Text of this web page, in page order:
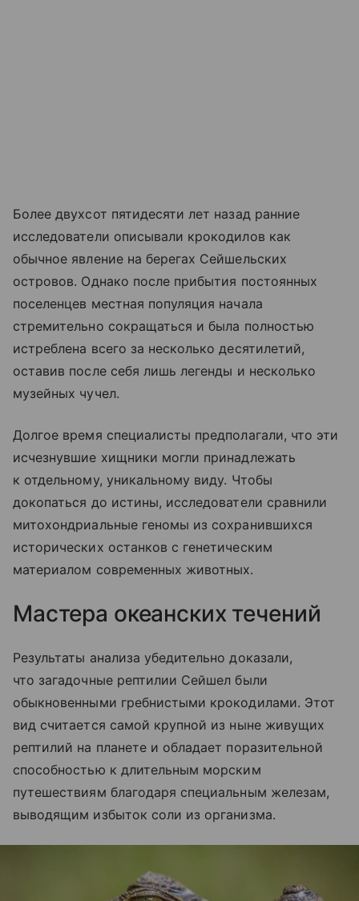
Более двухсот пятидесяти лет назад ранние
исследователи описывали крокодилов как
обычное явление на берегах Сейшельских
островов. Однако после прибытия постоянных
поселенцев местная популяция начала
стремительно сокращаться и была полностью
истреблена всего за несколько десятилетий,
оставив после себя лишь легенды и несколько
музейных чучел.
Долгое время специалисты предполагали, что эти
исчезнувшие хищники могли принадлежать
к отдельному, уникальному виду. Чтобы
докопаться до истины, исследователи сравнили
митохондриальные геномы из сохранившихся
исторических останков с генетическим
материалом современных животных.
Мастера океанских течений
Результаты анализа убедительно доказали,
что загадочные рептилии Сейшел были
обыкновенными гребнистыми крокодилами. Этот
вид считается самой крупной из ныне живущих
рептилий на планете и обладает поразительной
способностью к длительным морским
путешествиям благодаря специальным железам,
выводящим избыток соли из организма.